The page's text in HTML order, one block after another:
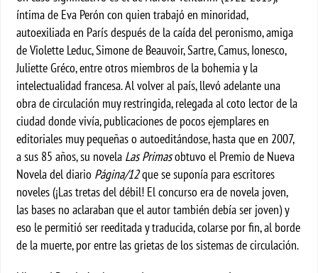
íntima de Eva Perón con quien trabajó en minoridad,
autoexiliada en París después de la caída del peronismo, amiga
de Violette Leduc, Simone de Beauvoir, Sartre, Camus, Ionesco,
Juliette Gréco, entre otros miembros de la bohemia y la
intelectualidad francesa. Al volver al país, llevó adelante una
obra de circulación muy restringida, relegada al coto lector de la
ciudad donde vivía, publicaciones de pocos ejemplares en
editoriales muy pequeñas o autoeditándose, hasta que en 2007,
a sus 85 años, su novela Las Primasobtuvo el Premio de Nueva
Novela del diario Página/12que se suponía para escritores
noveles (¡Las tretas del débil! El concurso era de novela joven,
las bases no aclaraban que el autor también debía ser joven) y
eso le permitió ser reeditada y traducida, colarse por fin, al borde
de la muerte, por entre las grietas de los sistemas de circulación.